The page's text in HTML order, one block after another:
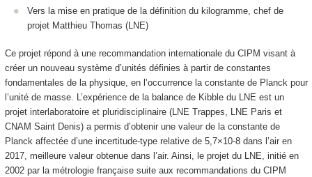
Vers la mise en pratique de la définition du kilogramme, chef de
projet Matthieu Thomas (LNE)
Ce projet répond à une recommandation internationale du CIPM visant à
créer un nouveau système d’unités définies à partir de constantes
fondamentales de la physique, en l’occurrence la constante de Planck pour
l’unité de masse. L’expérience de la balance de Kibble du LNE est un
projet interlaboratoire et pluridisciplinaire (LNE Trappes, LNE Paris et
CNAM Saint Denis) a permis d’obtenir une valeur de la constante de
Planck affectée d’une incertitude-type relative de 5,7×10-8 dans l’air en
2017, meilleure valeur obtenue dans l’air. Ainsi, le projet du LNE, initié en
2002 par la métrologie française suite aux recommandations du CIPM